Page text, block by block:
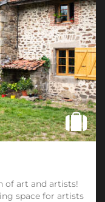
of art and artists!
space for artists